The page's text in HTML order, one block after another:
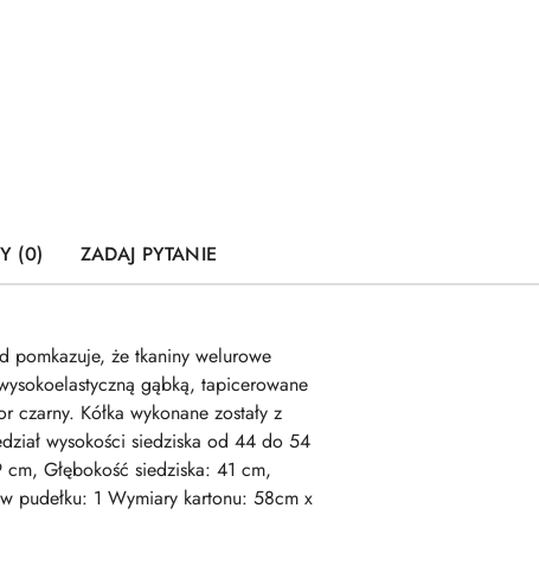
(0) ZADAJ PYTANIE
pomkazuje, że tkaniny welurowe
gąbką, tapicerowane
Kółka wykonane zostały z
wysokości siedziska od 44 do 54
Głębokość siedziska: 41 cm,
pudełku: 1 Wymiary kartonu: 58cm x